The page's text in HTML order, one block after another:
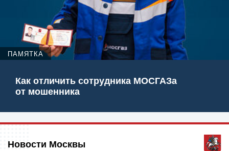
ПАМЯТКА
Как отличить сотрудника МОСГАЗа
от мошенника
Новости Москвы